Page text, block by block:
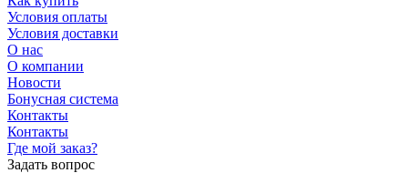
Условия оплаты
Условия доставки
О нас
О компании
Новости
Бонусная система
Контакты
Контакты
Где мой заказ?
Задать вопрос